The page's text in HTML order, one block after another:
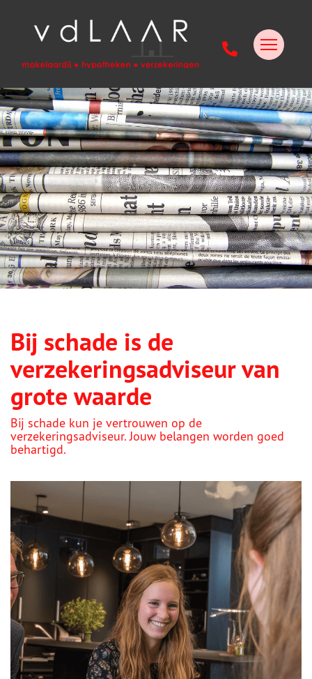
Bij schade is de
verzekeringsadviseur van
grote waarde
Bij schade kun je vertrouwen op de
verzekeringsadviseur. Jouw belangen worden goed
behartigd.